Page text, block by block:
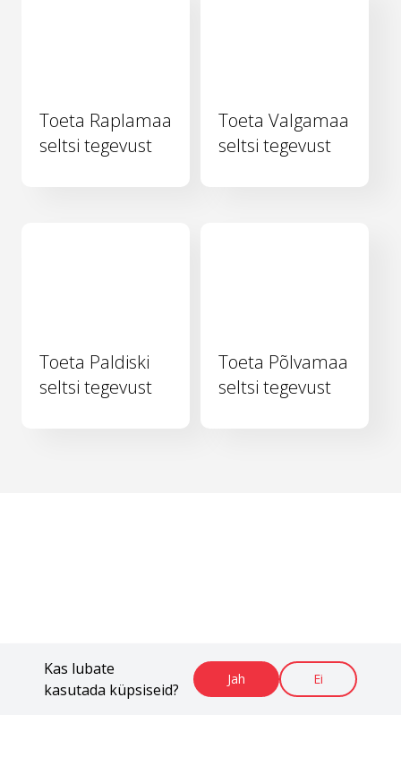
Kas lubate
kasutada küpsiseid?
Jah Ei
Toeta Raplamaa
seltsi tegevust
Toeta Valgamaa
seltsi tegevust
Toeta Paldiski
seltsi tegevust
Toeta Põlvamaa
seltsi tegevust